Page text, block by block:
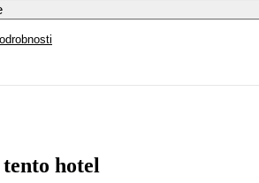
65 119 58 479
hotel